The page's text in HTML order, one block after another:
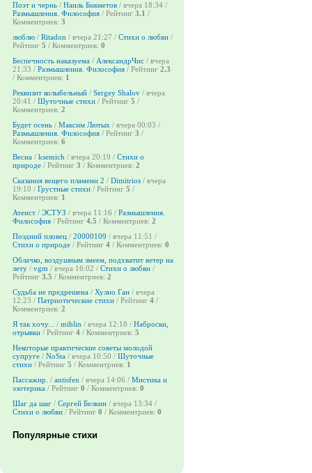
Поэт и чернь / Наиль Бикметов / вчера 18:34 /
Размышления. Философия / Рейтинг 3.1 /
Комментриев: 3
люблю / Ritadon / вчера 21:27 / Стихи о любви /
Рейтинг 5 / Комментриев: 0
Беспечность наказуема / АлександрЧис / вчера
21:33 / Размышления. Философия / Рейтинг 2.3
/ Комментриев: 1
Реквизит колыбельный / Sergey Shalov / вчера
20:41 / Шуточные стихи / Рейтинг 5 /
Комментриев: 2
Будет осень / Максим Лютых / вчера 00:03 /
Размышления. Философия / Рейтинг 3 /
Комментриев: 6
Весна / ksemich / вчера 20:19 / Стихи о
природе / Рейтинг 3 / Комментриев: 2
Сказания вещего пламени 2 / Dimitrios / вчера
19:10 / Грустные стихи / Рейтинг 5 /
Комментриев: 1
Атеист / ЭСТУЗ / вчера 11:16 / Размышления.
Философия / Рейтинг 4.5 / Комментриев: 2
Поздний пловец / 20000109 / вчера 11:51 /
Стихи о природе / Рейтинг 4 / Комментриев: 0
Облачко, воздушным змеем, подхватит ветер на
лету / vgm / вчера 16:02 / Стихи о любви /
Рейтинг 3.5 / Комментриев: 2
Судьба не предрешена / Хулио Ган / вчера
12:23 / Патриотические стихи / Рейтинг 4 /
Комментриев: 2
Я так хочу...
/ mihlin / вчера 12:18 / Наброски,
отрывки / Рейтинг 4 / Комментриев: 5
Некоторые практические советы молодой
супруге / NoSta / вчера 10:50 / Шуточные
стихи / Рейтинг 5 / Комментриев: 1
Пассажир. / antisfen / вчера 14:06 / Мистика и
эзотерика / Рейтинг 0 / Комментриев: 0
Шаг да шаг / Сергей Белкин / вчера 13:34 /
Стихи о любви / Рейтинг 0 / Комментриев: 0
Популярные стихи